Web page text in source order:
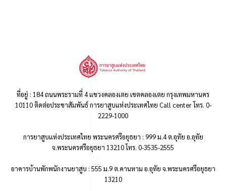
ที่อยู่ : 184 ถนนพระรามที่ 4 แขวงคลองเตย เขตคลองเตย กรุงเทพมหานคร
10110 ติดต่อประชาสัมพันธ์ การยาสูบแห่งประเทศไทย Call center โทร. 0-
2229-1000
การยาสูบแห่งประเทศไทย พระนครศรีอยุธยา : 999 ม.4 ต.อุทัย อ.อุทัย
จ.พระนครศรีอยุธยา 13210 โทร. 0-3535-2555
อาคารบ้านพักพนักงานยาสูบ : 555 ม.9 ต.คานหาม อ.อุทัย จ.พระนครศรีอยุธยา
13210